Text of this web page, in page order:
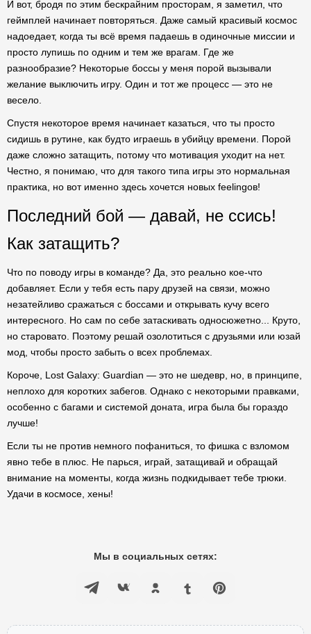
И вот, бродя по этим бескрайним просторам, я заметил, что
геймплей начинает повторяться. Даже самый красивый космос
надоедает, когда ты всё время падаешь в одиночные миссии и
просто лупишь по одним и тем же врагам. Где же
разнообразие? Некоторые боссы у меня порой вызывали
желание выключить игру. Один и тот же процесс — это не
весело.
Спустя некоторое время начинает казаться, что ты просто
сидишь в рутине, как будто играешь в убийцу времени. Порой
даже сложно затащить, потому что мотивация уходит на нет.
Честно, я понимаю, что для такого типа игры это нормальная
практика, но вот именно здесь хочется новых feelingов!
Последний бой — давай, не ссись!
Как затащить?
Что по поводу игры в команде? Да, это реально кое-что
добавляет. Если у тебя есть пару друзей на связи, можно
незатейливо сражаться с боссами и открывать кучу всего
интересного. Но сам по себе затаскивать односюжетно... Круто,
но старовато. Поэтому решай озолотиться с друзьями или юзай
мод, чтобы просто забыть о всех проблемах.
Короче, Lost Galaxy: Guardian — это не шедевр, но, в принципе,
неплохо для коротких забегов. Однако с некоторыми правками,
особенно с багами и системой доната, игра была бы гораздо
лучше!
Если ты не против немного пофаниться, то фишка с взломом
явно тебе в плюс. Не парься, играй, затащивай и обращай
внимание на моменты, когда жизнь подкидывает тебе трюки.
Удачи в космосе, хены!
Мы в социальных сетях: